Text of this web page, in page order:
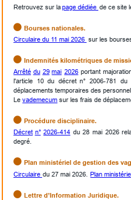
Retrouvez sur la page dédiée de ce site
 Bourses nationales.
Circulaire du 11 mai 2026 sur les
 Indemnités kilométriques de
Arrêté du 29 mai 2026 portant
l'article 10 du décret n° 2006-781 du
déplacements temporaires des
Le vademecum sur les frais de
 Procédure disciplinaire.
Décret n° 2026-414 du 28 mai 2026
degré.
 Plan ministériel de gestion des
Circulaire du 27 mai 2026. Plan
 Lettre d’Information Juridique.